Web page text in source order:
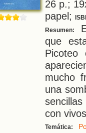
26 p.;
papel;
Resumen:
que
mucho
una
con vivos
Temática: